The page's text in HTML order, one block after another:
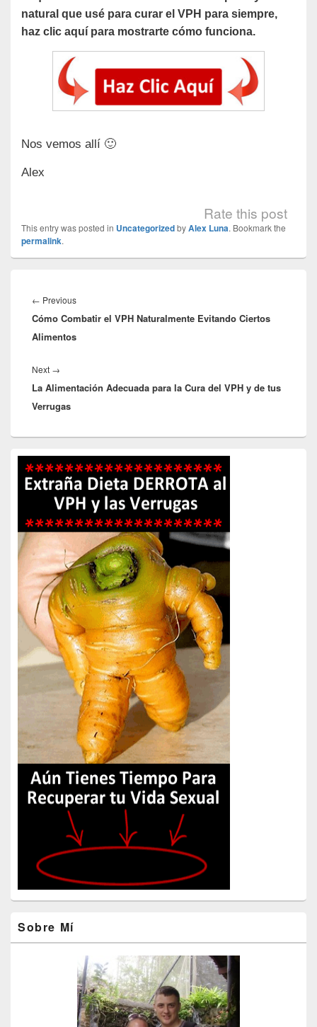
natural que usé para curar el VPH para siempre,
haz clic aquí para mostrarte cómo funciona.
Nos vemos allí 🙂
Alex
Rate this post
This entry was posted in UncategorizedbyAlex Luna. Bookmark the
permalink.
de
entradas
← PreviousPrevious
post:
Cómo Combatir el VPH Naturalmente Evitando Ciertos
Alimentos
Next →
post:
La Alimentación Adecuada para la Cura del VPH y de tus
Verrugas
Primary
Sidebar
Widget
Area
Sobre Mí